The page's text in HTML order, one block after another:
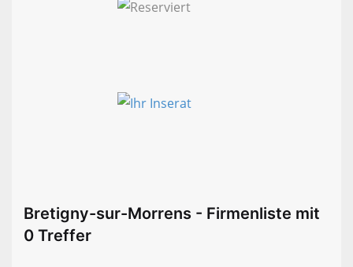
Bretigny-sur-Morrens - Firmenliste mit
0 Treffer